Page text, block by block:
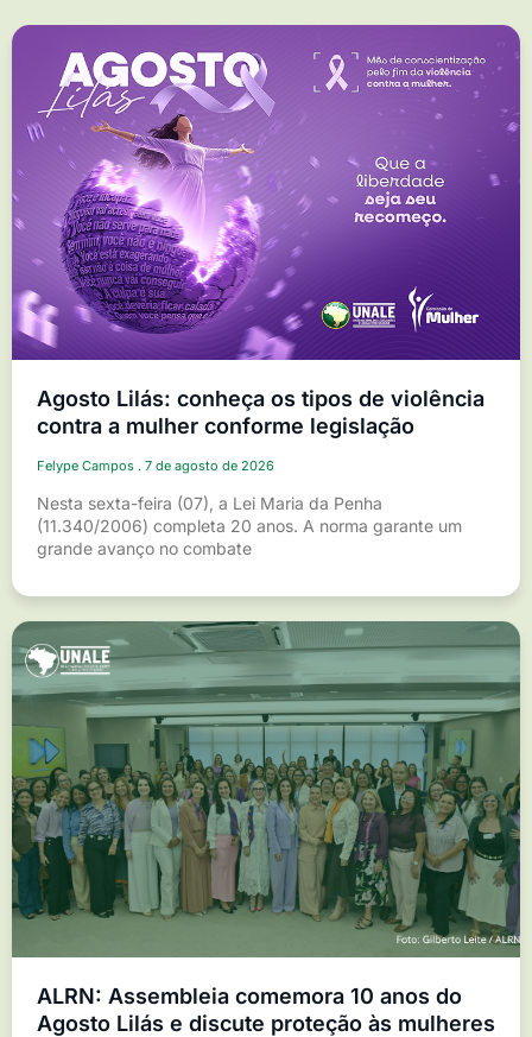
Agosto Lilás: conheça os tipos de violência
contra a mulher conforme legislação
Felype Campos 7 de agosto de 2026
Nesta sexta-feira (07), a Lei Maria da Penha
(11.340/2006) completa 20 anos. A norma garante um
grande avanço no combate
ALRN: Assembleia comemora 10 anos do
Agosto Lilás e discute proteção às mulheres